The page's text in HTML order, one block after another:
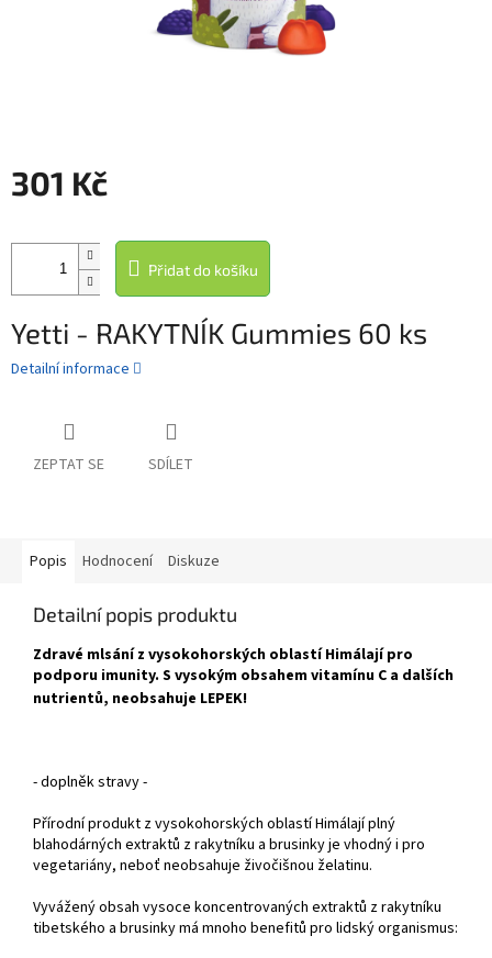
301 Kč
cena:
Přidat do košíku
Yetti - RAKYTNÍK Gummies 60 ks
Detailní informace
ZEPTAT SE SDÍLET
Popis Hodnocení Diskuze
Detailní popis produktu
Zdravé mlsání z vysokohorských oblastí Himálají pro
podporu imunity. S vysokým obsahem vitamínu C a dalších
nutrientů, neobsahuje LEPEK!
- doplněk stravy -
Přírodní produkt z vysokohorských oblastí Himálají plný
blahodárných extraktů z rakytníku a brusinky je vhodný i pro
vegetariány, neboť neobsahuje živočišnou želatinu.
Vyvážený obsah vysoce koncentrovaných extraktů z rakytníku
tibetského a brusinky má mnoho benefitů pro lidský organismus: